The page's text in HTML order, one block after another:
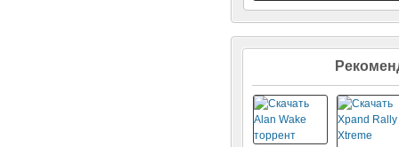
Пошаговая